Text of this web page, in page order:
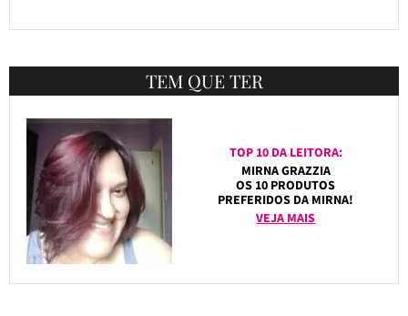
TEM QUE TER
TOP 10 DA LEITORA:
MIRNA GRAZZIA
OS 10 PRODUTOS
PREFERIDOS DA MIRNA!
VEJA MAIS